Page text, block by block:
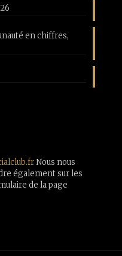
en chiffres,
Nous nous
également sur les
de la page